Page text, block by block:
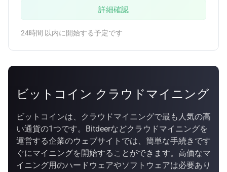
詳細確認
24時間 以内に開始する予定です
ビットコイン クラウドマイニング
ビットコインは、クラウドマイニングで最も人気の高
い通貨の1つです。Bitdeerなどクラウドマイニングを
運営する企業のウェブサイトでは、簡単な手続きです
ぐにマイニングを開始することができます。高価なマ
イニング用のハードウェアやソフトウェアは必要あり